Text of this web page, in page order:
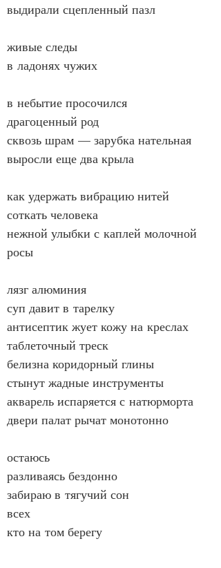
выдирали сцепленный пазл
живые следы
в ладонях чужих
в небытие просочился
драгоценный род
сквозь шрам — зарубка нательная
выросли еще два крыла
как удержать вибрацию нитей
соткать человека
нежной улыбки с каплей молочной
росы
лязг алюминия
суп давит в тарелку
антисептик жует кожу на креслах
таблеточный треск
белизна коридорный глины
стынут жадные инструменты
акварель испаряется с натюрморта
двери палат рычат монотонно
остаюсь
разливаясь бездонно
забираю в тягучий сон
всех
кто на том берегу